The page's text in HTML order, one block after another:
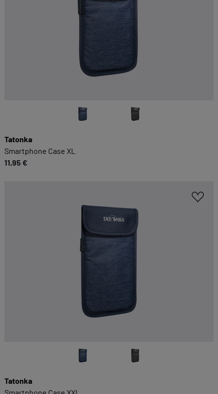
Zurück Einwilligung nicht erteilen
ESSENZIELL
Essenzielle Cookies ermöglichen grundlegende
Cookie-Informationen anzeigen
KOMFORTFUNKTIONEN
Inhalte von externen Dienstleistern wie Google,
Social-Media-Plattformen etc.
Datenschutzerklärung
Tatonka
Smartphone Case XL
11,95 €
Tatonka